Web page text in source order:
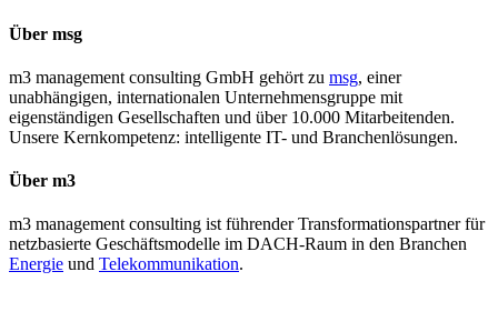
Über msg
m3 management consulting GmbH gehört zu msg, einer
unabhängigen, internationalen Unternehmensgruppe mit
eigenständigen Gesellschaften und über 10.000 Mitarbeitenden.
Unsere Kernkompetenz: intelligente IT- und Branchenlösungen.
Über m3
m3 management consulting ist führender Transformationspartner für
netzbasierte Geschäftsmodelle im DACH-Raum in den Branchen
Energie und Telekommunikation.